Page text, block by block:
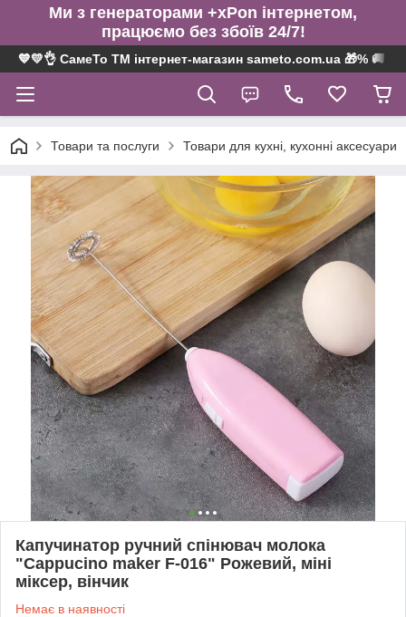
Ми з генераторами +xPon інтернетом,
працюємо без збоїв 24/7!
💙💛👌 СамеТо ТМ інтернет-магазин sameto.com.ua 🎁% 🚚 ⤵
Товари та послуги Товари для кухні, кухонні аксесуари
Капучинатор ручний спінювач молока
"Cappucino maker F-016" Рожевий, міні
міксер, вінчик
Немає в наявності